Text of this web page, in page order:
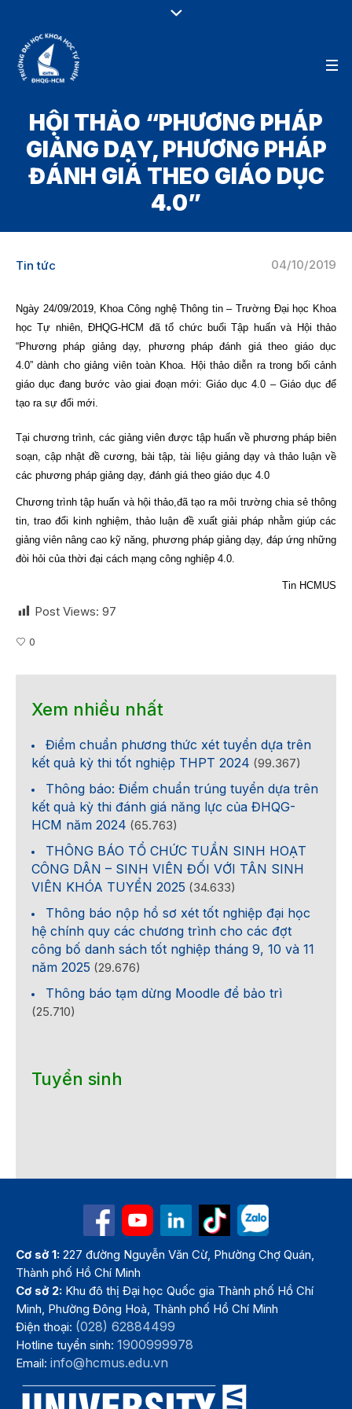
HỘI THẢO “PHƯƠNG PHÁP
GIẢNG DẠY, PHƯƠNG PHÁP
ĐÁNH GIÁ THEO GIÁO DỤC
4.0”
04/10/2019
Tin tức
Ngày 24/09/2019, Khoa Công nghệ Thông tin – Trường Đại học Khoa
học Tự nhiên, ĐHQG-HCM đã tổ chức buổi Tập huấn và Hội thảo
“Phương pháp giảng dạy, phương pháp đánh giá theo giáo dục
4.0”dành cho giảng viên toàn Khoa.
Hội thảo diễn ra trong bối cảnh
giáo dục đang bước vào giai đoạn mới: Giáo dục 4.0 – Giáo dục để
tạo ra sự đổi mới.
Tại chương trình, các giảng viên được tập huấn về phương pháp biên
soạn, cập nhật đề cương, bài tập, tài liệu giảng dạy và thảo luận về
các phương pháp giảng dạy, đánh giá theo giáo dục 4.0
Chương trình tập huấn và hội thảo,đã tạo ra môi trường chia sẻ thông
tin, trao đổi kinh nghiệm, thảo luận đề xuất giải pháp nhằm giúp các
giảng viên nâng cao kỹ năng, phương pháp giảng dạy, đáp ứng những
đòi hỏi của thời đại cách mạng công nghiệp 4.0.
Tin HCMUS
Post Views: 97
0
Xem nhiều nhất
Điểm chuẩn phương thức xét tuyển dựa trên
kết quả kỳ thi tốt nghiệp THPT 2024 (99.367)
Thông báo: Điểm chuẩn trúng tuyển dựa trên
kết quả kỳ thi đánh giá năng lực của ĐHQG-
HCM năm 2024 (65.763)
THÔNG BÁO TỔ CHỨC TUẦN SINH HOẠT
CÔNG DÂN – SINH VIÊN ĐỐI VỚI TÂN SINH
VIÊN KHÓA TUYỂN 2025 (34.633)
Thông báo nộp hồ sơ xét tốt nghiệp đại học
hệ chính quy các chương trình cho các đợt
công bố danh sách tốt nghiệp tháng 9, 10 và 11
năm 2025 (29.676)
Thông báo tạm dừng Moodle để bảo trì
(25.710)
Tuyển sinh
Cơ sở 1: 227 đường Nguyễn Văn Cừ, Phường Chợ Quán,
Thành phố Hồ Chí Minh
Cơ sở 2: Khu đô thị Đại học Quốc gia Thành phố Hồ Chí
Minh, Phường Đông Hoà, Thành phố Hồ Chí Minh
Điện thoại: (028) 62884499
Hotline tuyển sinh:1900999978
Email:info@hcmus.edu.vn